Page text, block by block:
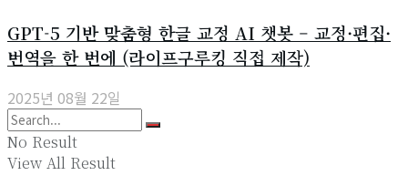
GPT-5 기반 맞춤형 한글 교정 AI 챗봇 – 교정·편집·
번역을 한 번에 (라이프구루킹 직접 제작)
2025년 08월 22일
No Result
View All Result